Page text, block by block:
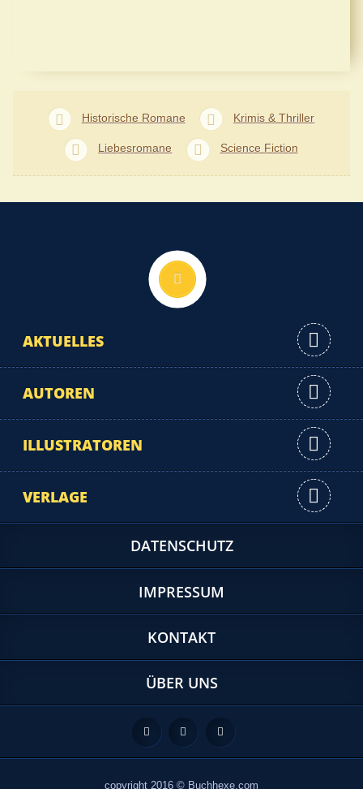
Historische Romane Krimis & Thriller
Liebesromane Science Fiction
AKTUELLES
AUTOREN
ILLUSTRATOREN
VERLAGE
DATENSCHUTZ
IMPRESSUM
copyright 2016 © Buchhexe.com
KONTAKT
ÜBER UNS
Feed